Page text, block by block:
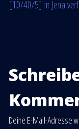
[10/40/5] in Jena
Deine E-Mail-Adresse